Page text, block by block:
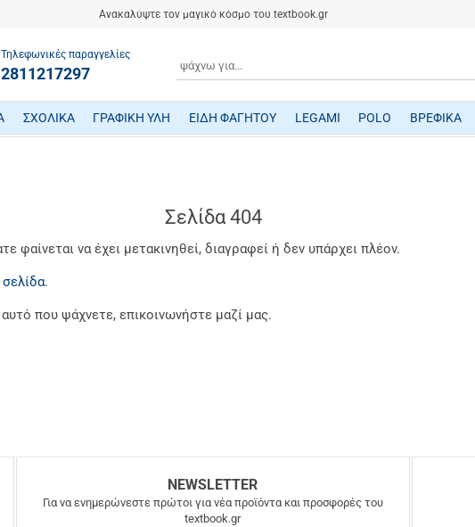
Ανακαλύψτε τον μαγικό κόσμο του textbook.gr
Τηλεφωνικές παραγγελίες
2811217297
ΣΧΟΛΙΚΑ ΓΡΑΦΙΚΗ ΥΛΗ ΕΙΔΗ ΦΑΓΗΤΟΥ LEGAMI POLO ΒΡΕΦΙΚΑ
Σελίδα 404
φαίνεται να έχει μετακινηθεί, διαγραφεί ή δεν υπάρχει πλέον.
.
που ψάχνετε, επικοινωνήστε μαζί μας.
NEWSLETTER
Για να ενημερώνεστε πρώτοι για νέα προϊόντα και προσφορές του
textbook.gr